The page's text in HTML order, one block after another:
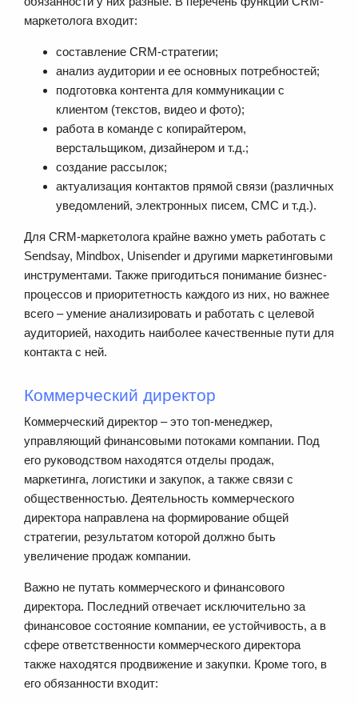
маркетолога входит:
составление CRM-стратегии;
анализ аудитории и ее основных потребностей;
подготовка контента для коммуникации с
клиентом (текстов, видео и фото);
работа в команде с копирайтером,
верстальщиком, дизайнером и т.д.;
создание рассылок;
актуализация контактов прямой связи (различных
уведомлений, электронных писем, СМС и т.д.).
Для CRM-маркетолога крайне важно уметь работать с
Sendsay, Mindbox, Unisender и другими маркетинговыми
инструментами. Также пригодиться понимание бизнес-
процессов и приоритетность каждого из них, но важнее
всего – умение анализировать и работать с целевой
аудиторией, находить наиболее качественные пути для
контакта с ней.
Коммерческий директор
Коммерческий директор – это топ-менеджер,
управляющий финансовыми потоками компании. Под
его руководством находятся отделы продаж,
маркетинга, логистики и закупок, а также связи с
общественностью. Деятельность коммерческого
директора направлена на формирование общей
стратегии, результатом которой должно быть
увеличение продаж компании.
Важно не путать коммерческого и финансового
директора. Последний отвечает исключительно за
финансовое состояние компании, ее устойчивость, а в
сфере ответственности коммерческого директора
также находятся продвижение и закупки. Кроме того, в
его обязанности входит: